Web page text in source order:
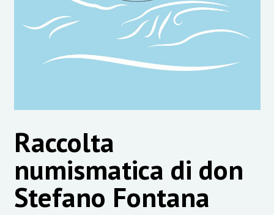
Raccolta
numismatica di don
Stefano Fontana